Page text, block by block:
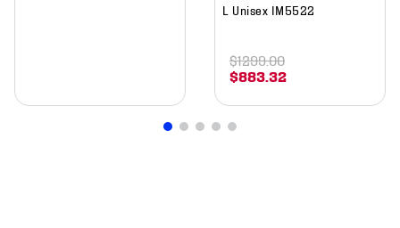
L Unisex IM5522
$883 32
$1299.00